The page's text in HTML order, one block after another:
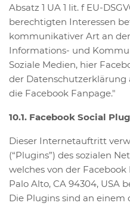
Absatz 1 UA 1 lit. f EU-
berechtigten Interessen
kommunikativer Art an
Informations- und
Soziale Medien, hier
der
die Facebook Fanpage."
10.1. Facebook Social
Dieser Internetauftritt
(“Plugins”) des sozialen
welches von der Facebook
Palo Alto, CA 94304, USA
Die Plugins sind an einem